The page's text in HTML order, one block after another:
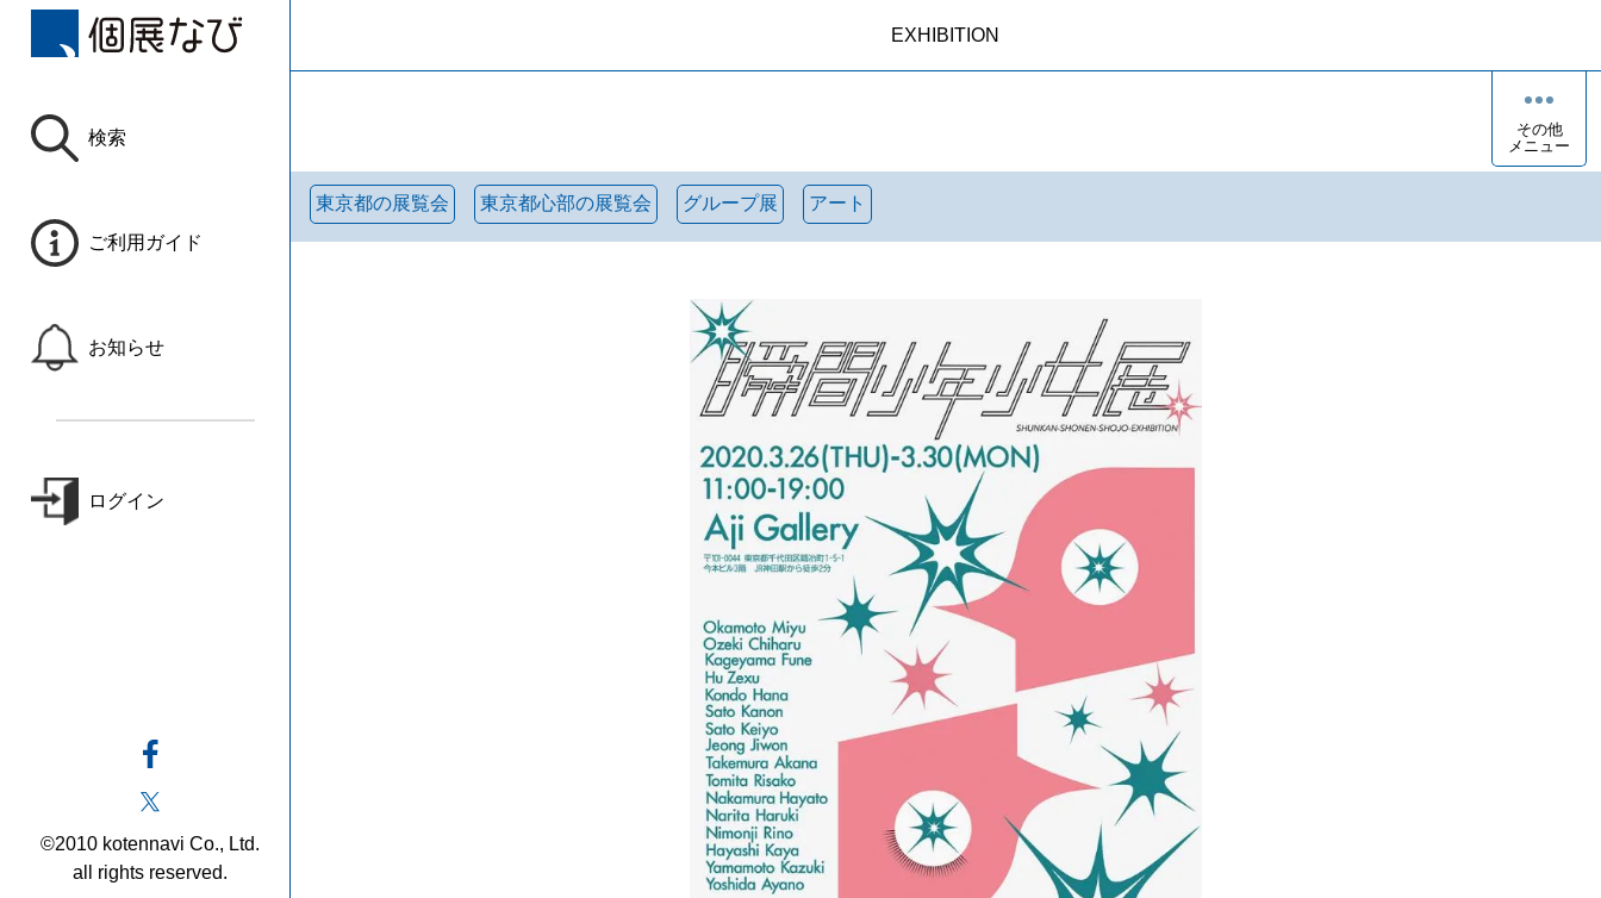
検索
ご利用ガイド
お知らせ
ログイン
©2010 kotennavi Co., Ltd.
all rights reserved.
EXHIBITION
その他
メニュー
東京都の展覧会 東京都心部の展覧会 グループ展 アート